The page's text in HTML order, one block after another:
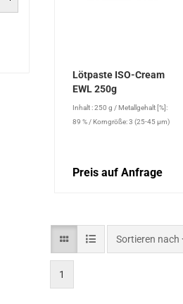
Lötpaste ISO-Cream
EWL 250g
Inhalt : 250 g /Metallgehalt [%]:
89 % /Korngröße: 3 (25-45 µm)
Preis auf Anfrage
Sortieren nach
1